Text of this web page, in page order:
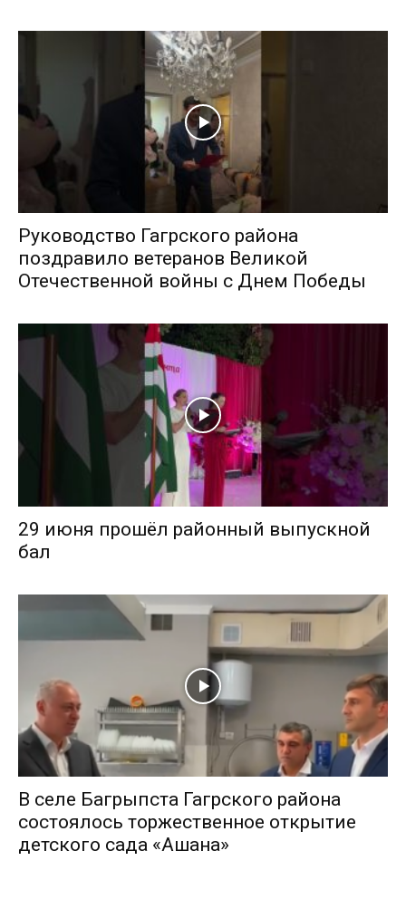
Руководство Гагрского района
поздравило ветеранов Великой
Отечественной войны с Днем Победы
29 июня прошёл районный выпускной
бал
В селе Багрыпста Гагрского района
состоялось торжественное открытие
детского сада «Ашана»